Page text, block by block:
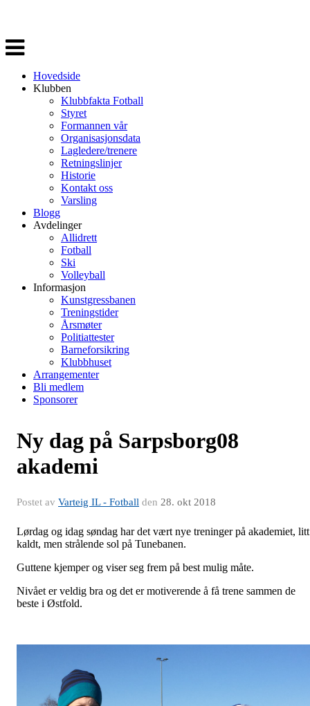
Veksle
navigasjon
Hovedside
Klubben
Klubbfakta Fotball
Styret
Formannen vår
Organisasjonsdata
Lagledere/trenere
Retningslinjer
Historie
Kontakt oss
Varsling
Blogg
Avdelinger
Allidrett
Fotball
Ski
Volleyball
Informasjon
Kunstgressbanen
Treningstider
Årsmøter
Politiattester
Barneforsikring
Klubbhuset
Arrangementer
Bli medlem
Sponsorer
Ny dag på Sarpsborg08
akademi
Postet av Varteig IL - Fotball den 28. okt 2018
Lørdag og idag søndag har det vært nye treninger på akademiet, litt
kaldt, men strålende sol på Tunebanen.
Guttene kjemper og viser seg frem på best mulig måte.
Nivået er veldig bra og det er motiverende å få trene sammen de
beste i Østfold.